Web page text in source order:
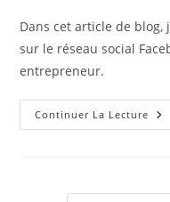
publication :
Dans cet article de
sur le réseau social
entrepreneur.
Continuer La Lecture
: